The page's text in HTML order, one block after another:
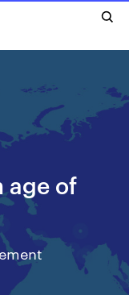
age of